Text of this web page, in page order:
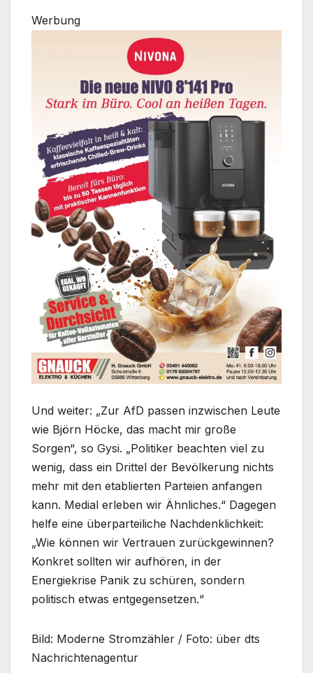
Werbung
Und weiter: „Zur AfD passen inzwischen Leute
wie Björn Höcke, das macht mir große
Sorgen“, so Gysi. „Politiker beachten viel zu
wenig, dass ein Drittel der Bevölkerung nichts
mehr mit den etablierten Parteien anfangen
kann. Medial erleben wir Ähnliches.“ Dagegen
helfe eine überparteiliche Nachdenklichkeit:
„Wie können wir Vertrauen zurückgewinnen?
Konkret sollten wir aufhören, in der
Energiekrise Panik zu schüren, sondern
politisch etwas entgegensetzen.“
Bild: Moderne Stromzähler / Foto: über dts
Nachrichtenagentur